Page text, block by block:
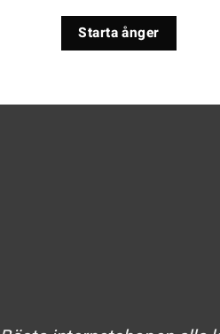
Starta ånger